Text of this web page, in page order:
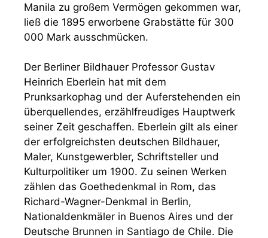
Manila zu großem Vermögen gekommen war,
ließ die 1895 erworbene Grabstätte für 300
000 Mark ausschmücken.
Der Berliner Bildhauer Professor Gustav
Heinrich Eberlein hat mit dem
Prunksarkophag und der Auferstehenden ein
überquellendes, erzählfreudiges Hauptwerk
seiner Zeit geschaffen. Eberlein gilt als einer
der erfolgreichsten deutschen Bildhauer,
Maler, Kunstgewerbler, Schriftsteller und
Kulturpolitiker um 1900. Zu seinen Werken
zählen das Goethedenkmal in Rom, das
Richard-Wagner-Denkmal in Berlin,
Nationaldenkmäler in Buenos Aires und der
Deutsche Brunnen in Santiago de Chile. Die